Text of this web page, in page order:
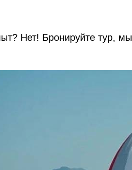
Нет! Бронируйте тур,